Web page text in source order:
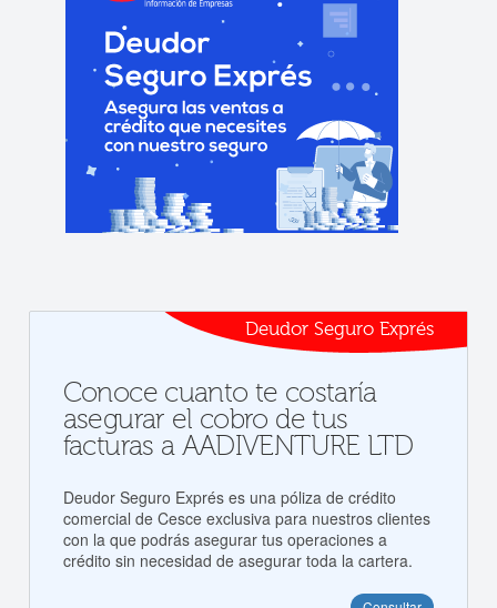
Deudor Seguro Exprés
Conoce cuanto te costaría
asegurar el cobro de tus
facturas a AADIVENTURE LTD
Deudor Seguro Exprés es una póliza de crédito
comercial de Cesce exclusiva para nuestros clientes
con la que podrás asegurar tus operaciones a
crédito sin necesidad de asegurar toda la cartera.